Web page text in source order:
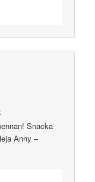
Snacka
Anny –